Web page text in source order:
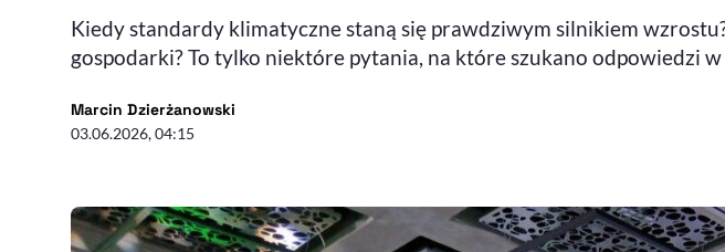
Kiedy standardy klimatyczne staną się prawdziwym silnikiem
gospodarki? To tylko niektóre pytania, na które szukano odpowiedzi
Marcin Dzierżanowski
03.06.2026, 04:15